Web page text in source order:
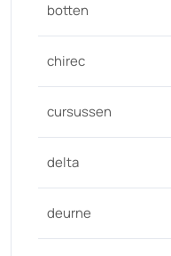
botten
chirec
cursussen
delta
deurne